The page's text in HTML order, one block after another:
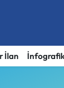
İlan